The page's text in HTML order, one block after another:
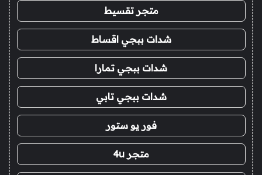
متجر تقسيط
شدات ببجي اقساط
شدات ببجي تمارا
شدات ببجي تابي
فور يو ستور
متجر 4u